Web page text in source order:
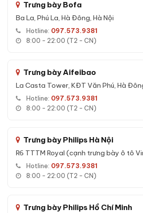
Bảo hành:36 tháng
Tính năng Két sắt nhập
App
5 phương thức mở khóa:
Face ID:Nhận diện khuôn mặt 0.3s.
Khóa cơ:Chìa dự phòng khi mất điện.
App Tuya:Mở qua điện thoại,
Bảo mật nâng cao:
Báo động kép khi sai mật mã quá 3 lần.
Trưng bày Bofa
Ba La, Phú La, Hà Đông, Hà Nội
Hotline: 097.573.9381
8:00 - 22:00 (T2 - CN)
Trưng bày Aifeibao
La Casta Tower, KĐT Văn Phú, Hà
Hotline: 097.573.9381
8:00 - 22:00 (T2 - CN)
Trưng bày Philips Hà Nội
R6 TTTM Royal (cạnh trưng bày ô tô
Hotline: 097.573.9381
8:00 - 22:00 (T2 - CN)
Trưng bày Philips Hồ Chí Minh